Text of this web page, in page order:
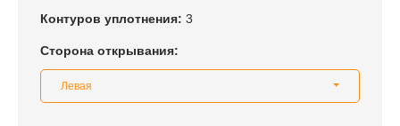
Контуров уплотнения: 3
Сторона открывания:
Левая